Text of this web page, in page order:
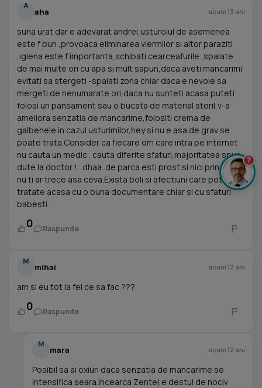
A
aha acum 13 ani
suna urat dar e adevarat andrei,usturoiul de asemenea
este f bun ,provoaca eliminarea viermilor si altor paraziti
,igiena este f importanta,schibati cearceafurile ,spalate
de mai multe ori cu apa si mult sapun,daca aveti mancarimi
evitati sa stergeti -spalati zona chiar daca e nevoie sa
mergeti de nenumarate ori,daca nu sunteti acasa puteti
folosi un pansament sau o bucata de material steril,v-a
ameliora senzatia de mancarime,folositi crema de
galbenele in cazul usturimilor,hey si nu e asa de grav se
poate trata.Consider ca fiecare om care intra pe internet
nu cauta un medic . cauta diferite sfaturi,majoritatea spun-
dute la doctor !...dhaa..de parca esti prost si nici prin cap
nu ti ar trece asa ceva.Exista boli si afectiuni care pot fi
tratate acasa cu o buna documentare chiar si cu sfaturi
babesti.
0 Raspunde
M
mihai acum 12 ani
am si eu tot la fel ce sa fac ???
0 Raspunde
M
mara acum 12 ani
Posibil sa ai oxiuri daca senzatia de mancarime se
intensifica seara.Incearca Zentel,e destul de nociv
?